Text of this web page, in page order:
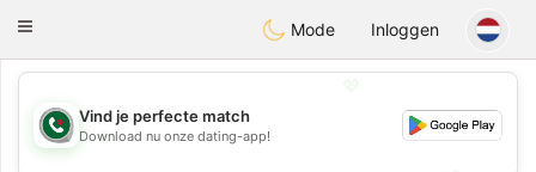
Weshrak
Toggle
Mode Inloggen
💖
Vind je perfecte match
Download nu onze dating-app!